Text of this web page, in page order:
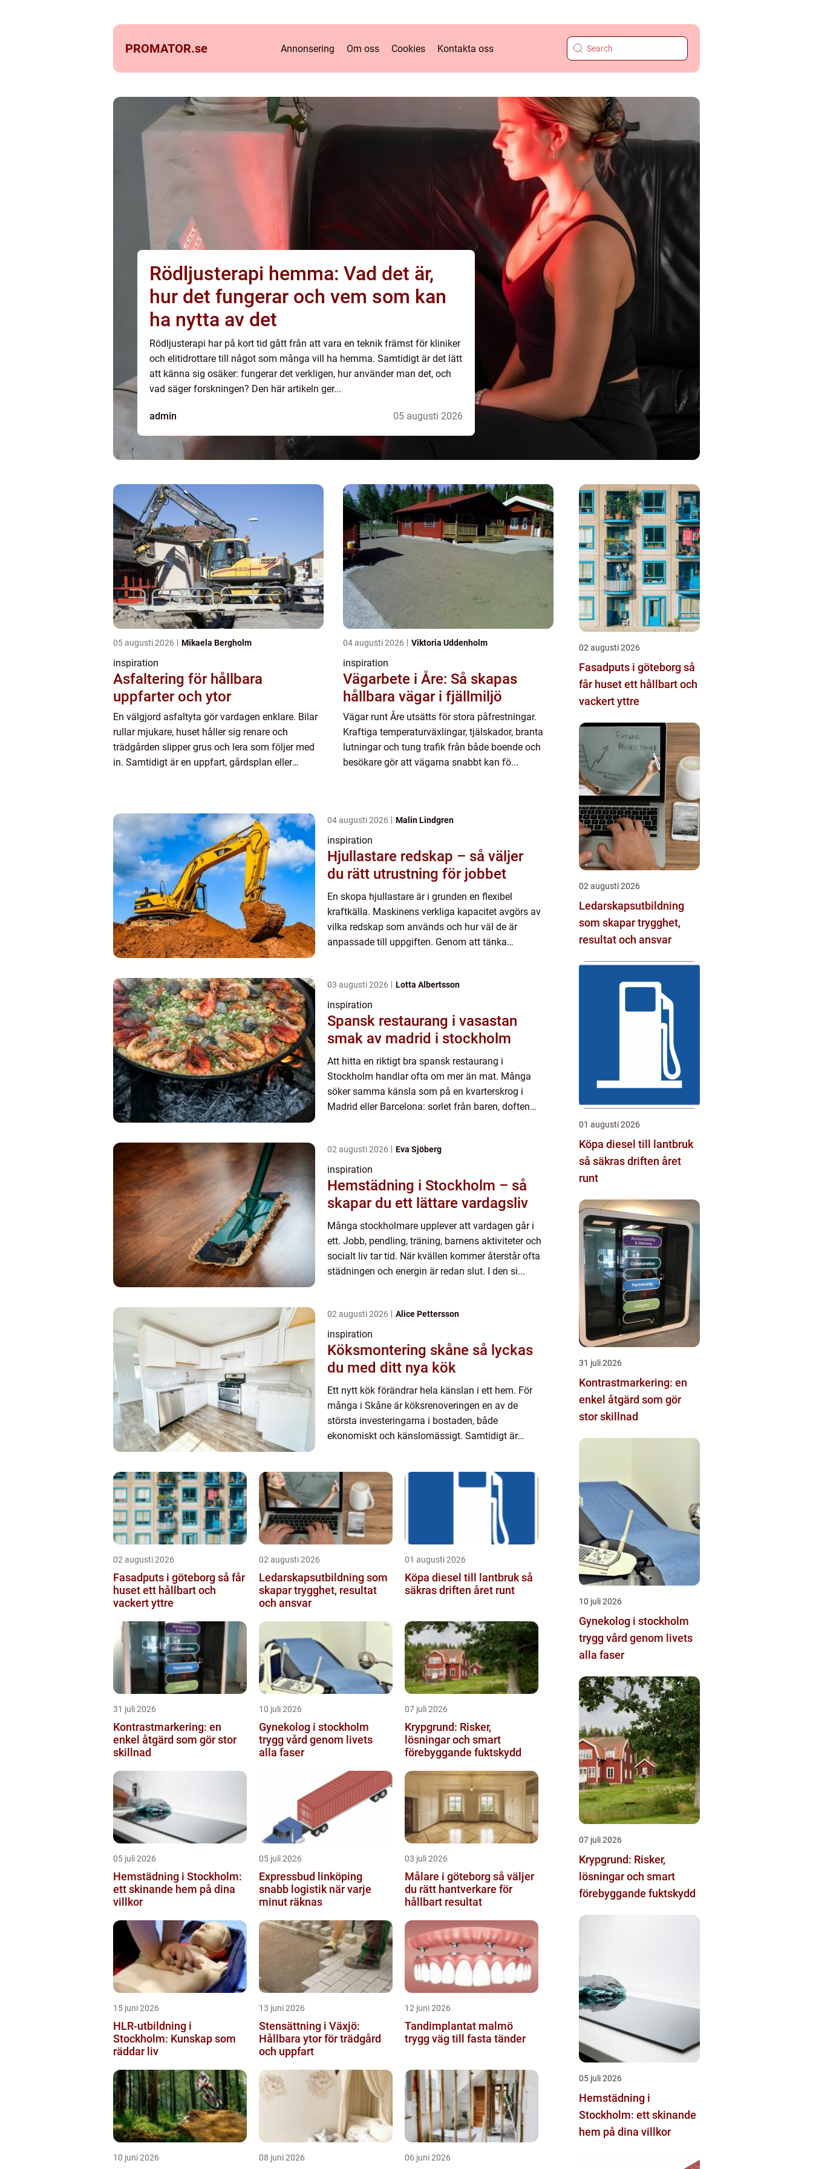
PROMATOR.se Annonsering Om oss Cookies Kontakta oss
Rödljusterapi hemma: Vad det är,
hur det fungerar och vem som kan
ha nytta av det
Rödljusterapi har på kort tid gått från att vara en teknik främst för kliniker
och elitidrottare till något som många vill ha hemma. Samtidigt är det lätt
att känna sig osäker: fungerar det verkligen, hur använder man det, och
vad säger forskningen? Den här artikeln ger...
admin 05 augusti 2026
05 augusti 2026 Mikaela Bergholm
inspiration
Asfaltering för hållbara
uppfarter och ytor
En välgjord asfaltyta gör vardagen enklare. Bilar
rullar mjukare, huset håller sig renare och
trädgården slipper grus och lera som följer med
in. Samtidigt är en uppfart, gårdsplan eller
04 augusti 2026 Viktoria Uddenholm
inspiration
Vägarbete i Åre: Så skapas
hållbara vägar i fjällmiljö
Vägar runt Åre utsätts för stora påfrestningar.
Kraftiga temperaturväxlingar, tjälskador, branta
lutningar och tung trafik från både boende och
besökare gör att vägarna snabbt kan fö...
04 augusti 2026 Malin Lindgren
inspiration
Hjullastare redskap – så väljer
du rätt utrustning för jobbet
En skopa hjullastare är i grunden en flexibel
kraftkälla. Maskinens verkliga kapacitet avgörs av
vilka redskap som används och hur väl de är
anpassade till uppgiften. Genom att tänka
03 augusti 2026 Lotta Albertsson
inspiration
Spansk restaurang i vasastan
smak av madrid i stockholm
Att hitta en riktigt bra spansk restaurang i
Stockholm handlar ofta om mer än mat. Många
söker samma känsla som på en kvarterskrog i
Madrid eller Barcelona: sorlet från baren, doften
02 augusti 2026 Eva Sjöberg
inspiration
Hemstädning i Stockholm – så
skapar du ett lättare vardagsliv
Många stockholmare upplever att vardagen går i
ett. Jobb, pendling, träning, barnens aktiviteter och
socialt liv tar tid. När kvällen kommer återstår ofta
städningen och energin är redan slut. I den si...
02 augusti 2026 Alice Pettersson
inspiration
Köksmontering skåne så lyckas
du med ditt nya kök
Ett nytt kök förändrar hela känslan i ett hem. För
många i Skåne är köksrenoveringen en av de
största investeringarna i bostaden, både
ekonomiskt och känslomässigt. Samtidigt är
02 augusti 2026
Fasadputs i göteborg så får
huset ett hållbart och
vackert yttre
02 augusti 2026
Ledarskapsutbildning som
skapar trygghet, resultat
och ansvar
01 augusti 2026
Köpa diesel till lantbruk så
säkras driften året runt
31 juli 2026
Kontrastmarkering: en
enkel åtgärd som gör stor
skillnad
10 juli 2026
Gynekolog i stockholm
trygg vård genom livets
alla faser
07 juli 2026
Krypgrund: Risker,
lösningar och smart
förebyggande fuktskydd
05 juli 2026
Hemstädning i Stockholm:
ett skinande hem på dina
villkor
05 juli 2026
Expressbud linköping
snabb logistik när varje
minut räknas
03 juli 2026
Målare i göteborg så väljer
du rätt hantverkare för
hållbart resultat
15 juni 2026
HLR-utbildning i
Stockholm: Kunskap som
räddar liv
13 juni 2026
Stensättning i Växjö:
Hållbara ytor för trädgård
och uppfart
12 juni 2026
Tandimplantat malmö
trygg väg till fasta tänder
10 juni 2026 08 juni 2026 06 juni 2026
02 augusti 2026
Fasadputs i göteborg så
får huset ett hållbart och
vackert yttre
02 augusti 2026
Ledarskapsutbildning
som skapar trygghet,
resultat och ansvar
01 augusti 2026
Köpa diesel till lantbruk
så säkras driften året
runt
31 juli 2026
Kontrastmarkering: en
enkel åtgärd som gör
stor skillnad
10 juli 2026
Gynekolog i stockholm
trygg vård genom livets
alla faser
07 juli 2026
Krypgrund: Risker,
lösningar och smart
förebyggande fuktskydd
05 juli 2026
Hemstädning i
Stockholm: ett skinande
hem på dina villkor